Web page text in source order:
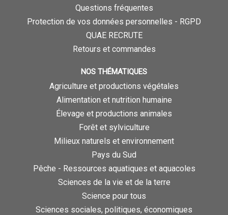
Questions fréquentes
Protection de vos données personnelles - RGPD
QUAE RECRUTE
Retours et commandes
NOS THÉMATIQUES
Agriculture et productions végétales
Alimentation et nutrition humaine
Élevage et productions animales
Forêt et sylviculture
Milieux naturels et environnement
Pays du Sud
Pêche - Ressources aquatiques et aquacoles
Sciences de la vie et de la terre
Science pour tous
Sciences sociales, politiques, économiques